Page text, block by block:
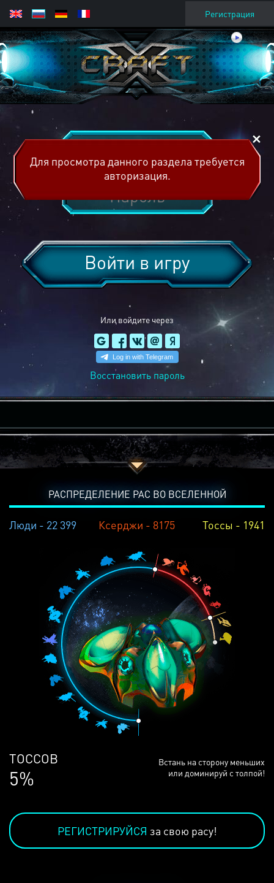
Регистрация
Или войдите через
Войти в игру
Восстановить пароль
Для просмотра данного раздела требуется
авторизация.
РАСПРЕДЕЛЕНИЕ РАС ВО ВСЕЛЕННОЙ
Люди - 22 399 Ксерджи - 8175 Тоссы - 1941
ЛЮДЕЙ
68%
Встань на сторону меньших
или доминируй с толпой!
РЕГИСТРИРУЙСЯ за свою расу!